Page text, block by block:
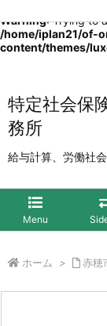
Warning: Trying to
/home/iplan21/of-
content/themes/
特定社会保
務所
給与計算、労働社
Menu
ホーム > 赤穂